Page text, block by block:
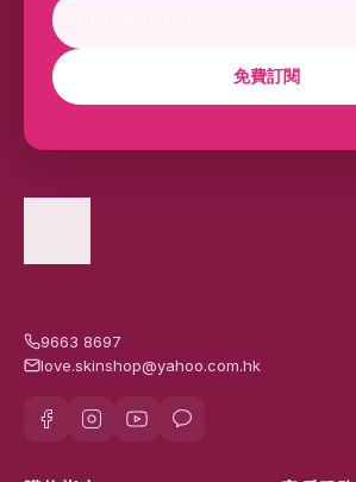
免費訂閱
9663 8697
love.skinshop@yahoo.com.hk